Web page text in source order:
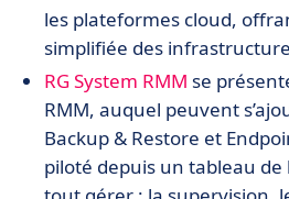
les plateformes cloud,
simplifiée des
RG System RMM se
RMM, auquel peuvent
Backup & Restore et
piloté depuis un tableau